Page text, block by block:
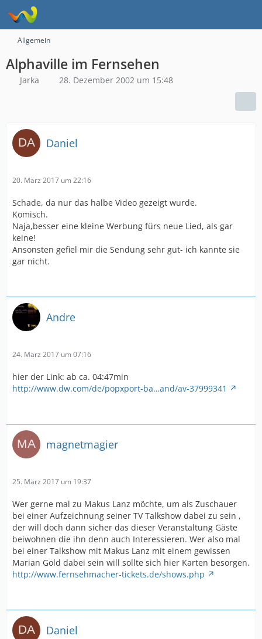
Allgemein
Alphaville im Fernsehen
Jarka 28. Dezember 2002 um 15:48
Daniel
20. März 2017 um 22:16
Schade, da nur das halbe Video gezeigt wurde.
Komisch.
Naja,besser eine kleine Werbung fürs neue Lied, als gar
keine!
Ansonsten gefiel mir die Sendung sehr gut- ich kannte sie
gar nicht.
Andre
24. März 2017 um 07:16
hier der Link: ab ca. 04:47min
http://www.dw.com/de/popxport-ba…and/av-37999341
magnetmagier
25. März 2017 um 19:37
Wer gerne mal zu Makus Lanz möchte, um als Zuschauer
bei einer Aufzeichnung seiner TV Talkshow dabei zu sein ,
der will doch dann sicher das dieser Veranstaltung Gäste
beiwohnen die ihn denn auch Interessieren. Wer also mal
bei einer Talkshow mit Makus Lanz mit einem gewissen
Marian Gold dabei sein will sollte sich hier Karten besorgen.
http://www.fernsehmacher-tickets.de/shows.php
Daniel